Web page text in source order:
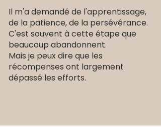
Il m'a demandé de l'apprentissage,
de la patience, de la persévérance.
C'est souvent à cette étape que
beaucoup abandonnent.
Mais je peux dire que les
récompenses ont largement
dépassé les efforts.